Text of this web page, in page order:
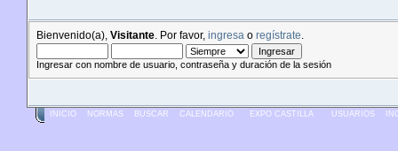
Bienvenido(a), Visitante . Por favor, ingresa o regístrate
Ingresar con nombre de usuario, contraseña y duración de la sesión
INICIO NORMAS BUSCAR CALENDARIO EXPO CASTILLA USUARIOS